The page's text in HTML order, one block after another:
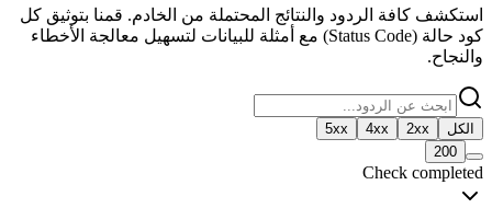
استكشف كافة الردود والنتائج المحتملة من الخادم. قمنا بتوثيق كل
كود حالة (Status Code) مع أمثلة للبيانات لتسهيل معالجة الأخطاء
والنجاح.
الكل 2xx
4xx
5xx
200
Check completed